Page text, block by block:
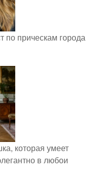
по прическам города
которая умеет
в любои